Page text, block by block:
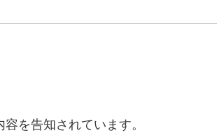
容を告知されています。